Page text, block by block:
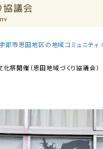
部市恩田地区の地域コミュニティ
祭開催（恩田地域づくり協議会）